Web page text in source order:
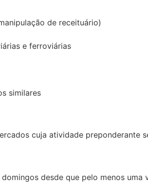
de receituário)
e ferroviárias
similares
cuja atividade preponderante
desde que pelo menos